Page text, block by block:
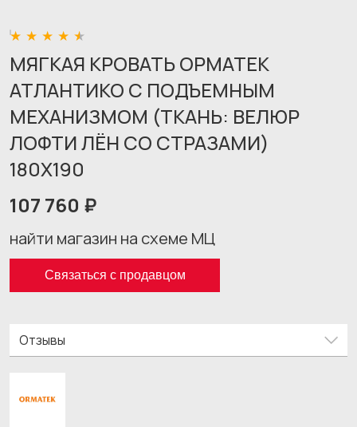
МЯГКАЯ КРОВАТЬ ОРМАТЕК
АТЛАНТИКО С ПОДЪЕМНЫМ
МЕХАНИЗМОМ (ТКАНЬ: ВЕЛЮР
ЛОФТИ ЛЁН СО СТРАЗАМИ)
180X190
107 760 ₽
найти магазин на схеме МЦ
Связаться с продавцом
Отзывы